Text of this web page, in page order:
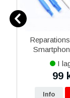
I
99
Info